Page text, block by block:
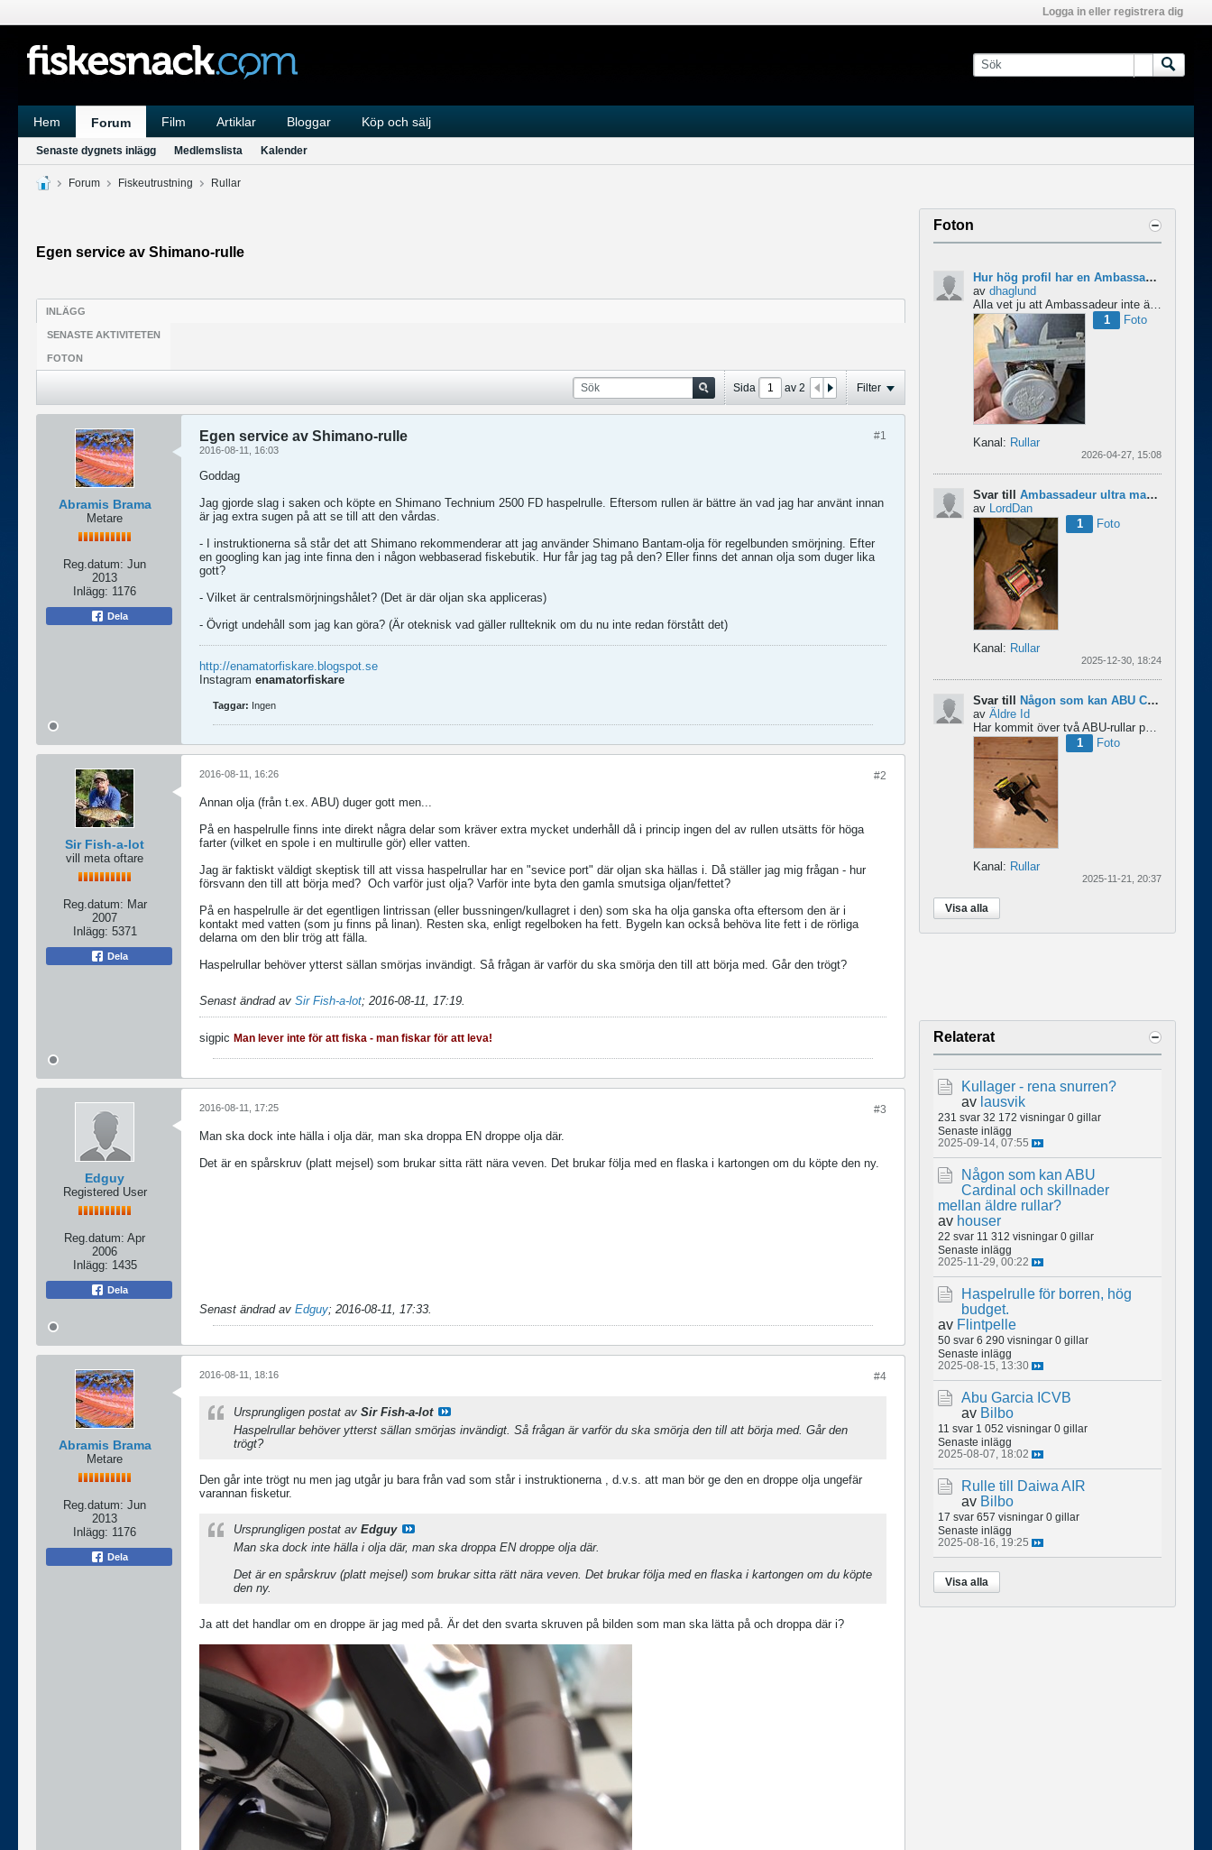
Logga in eller registrera dig
Hem Forum Film Artiklar Bloggar Köp och sälj
Senaste dygnets inlägg Medlemslista Kalender
Forum Fiskeutrustning Rullar
Egen service av Shimano-rulle
INLÄGG
SENASTE AKTIVITETEN
FOTON
Sida av 2 Filter
Abramis Brama
Metare
Reg.datum: Jun
2013
Inlägg: 1176
Dela
#1
Egen service av Shimano-rulle
2016-08-11, 16:03
Goddag
Jag gjorde slag i saken och köpte en Shimano Technium 2500 FD haspelrulle. Eftersom rullen är bättre än vad jag har använt innan
är jag extra sugen på att se till att den vårdas.
- I instruktionerna så står det att Shimano rekommenderar att jag använder Shimano Bantam-olja för regelbunden smörjning. Efter
en googling kan jag inte finna den i någon webbaserad fiskebutik. Hur får jag tag på den? Eller finns det annan olja som duger lika
gott?
- Vilket är centralsmörjningshålet? (Det är där oljan ska appliceras)
- Övrigt undehåll som jag kan göra? (Är oteknisk vad gäller rullteknik om du nu inte redan förstått det)
http://enamatorfiskare.blogspot.se
Instagram enamatorfiskare
Taggar: Ingen
Sir Fish-a-lot
vill meta oftare
Reg.datum: Mar
2007
Inlägg: 5371
Dela
#2
2016-08-11, 16:26
Annan olja (från t.ex. ABU) duger gott men...
På en haspelrulle finns inte direkt några delar som kräver extra mycket underhåll då i princip ingen del av rullen utsätts för höga
farter (vilket en spole i en multirulle gör) eller vatten.
Jag är faktiskt väldigt skeptisk till att vissa haspelrullar har en "sevice port" där oljan ska hällas i. Då ställer jag mig frågan - hur
försvann den till att börja med? Och varför just olja? Varför inte byta den gamla smutsiga oljan/fettet?
På en haspelrulle är det egentligen lintrissan (eller bussningen/kullagret i den) som ska ha olja ganska ofta eftersom den är i
kontakt med vatten (som ju finns på linan). Resten ska, enligt regelboken ha fett. Bygeln kan också behöva lite fett i de rörliga
delarna om den blir trög att fälla.
Haspelrullar behöver ytterst sällan smörjas invändigt. Så frågan är varför du ska smörja den till att börja med. Går den trögt?
Senast ändrad av Sir Fish-a-lot; 2016-08-11, 17:19.
sigpic Man lever inte för att fiska - man fiskar för att leva!
Edguy
Registered User
Reg.datum: Apr
2006
Inlägg: 1435
Dela
#3
2016-08-11, 17:25
Man ska dock inte hälla i olja där, man ska droppa EN droppe olja där.
Det är en spårskruv (platt mejsel) som brukar sitta rätt nära veven. Det brukar följa med en flaska i kartongen om du köpte den ny.
Senast ändrad av Edguy; 2016-08-11, 17:33.
Abramis Brama
Metare
Reg.datum: Jun
2013
Inlägg: 1176
Dela
#4
2016-08-11, 18:16
Ursprungligen postat av Sir Fish-a-lot
Haspelrullar behöver ytterst sällan smörjas invändigt. Så frågan är varför du ska smörja den till att börja med. Går den
trögt?
Den går inte trögt nu men jag utgår ju bara från vad som står i instruktionerna , d.v.s. att man bör ge den en droppe olja ungefär
varannan fisketur.
Ursprungligen postat av Edguy
Man ska dock inte hälla i olja där, man ska droppa EN droppe olja där.
Det är en spårskruv (platt mejsel) som brukar sitta rätt nära veven. Det brukar följa med en flaska i kartongen om du köpte
den ny.
Ja att det handlar om en droppe är jag med på. Är det den svarta skruven på bilden som man ska lätta på och droppa där i?
Foton
Hur hög profil har en Ambassadeur?
av dhaglund
Alla vet ju att Ambassadeur inte är en lågprofilrulle, det är tydligt. Men hur hög profil har de egentligen?...
1
Foto
Kanal: Rullar
2026-04-27, 15:08
Svar till Ambassadeur ultra mag xl 3
av
LordDan
1
Foto
Kanal: Rullar
2025-12-30, 18:24
Svar till Någon som kan ABU Cardinal och skillnader mellan äldre rullar?
av Äldre Id
1
Foto
Kanal: Rullar
2025-11-21, 20:37
Visa alla
Relaterat
Kullager - rena snurren?
av lausvik
231 svar 32 172 visningar 0 gillar
Senaste inlägg
2025-09-14, 07:55
Någon som kan ABU
Cardinal och skillnader
mellan äldre rullar?
av houser
22 svar 11 312 visningar 0 gillar
Senaste inlägg
2025-11-29, 00:22
Haspelrulle för borren, hög
budget.
av Flintpelle
50 svar 6 290 visningar 0 gillar
Senaste inlägg
2025-08-15, 13:30
Abu Garcia ICVB
av Bilbo
11 svar 1 052 visningar 0 gillar
Senaste inlägg
2025-08-07, 18:02
Rulle till Daiwa AIR
av Bilbo
17 svar 657 visningar 0 gillar
Senaste inlägg
2025-08-16, 19:25
Visa alla